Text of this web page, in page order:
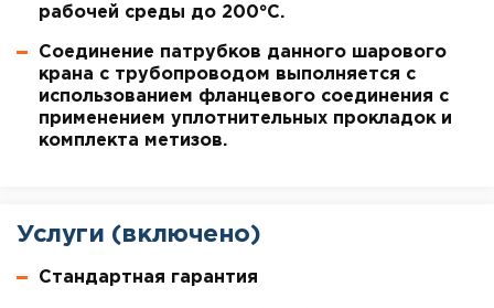
рабочей среды до 200°С.
Соединение патрубков данного шарового
крана с трубопроводом выполняется с
использованием фланцевого соединения с
применением уплотнительных прокладок и
комплекта метизов.
Услуги (включено)
Стандартная гарантия